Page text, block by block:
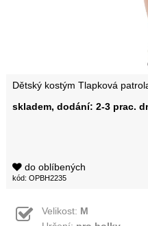
Dětský kostým Tlapková
skladem, dodání: 2-3 prac.
do oblíbených
kód: OPBH2235
Velikost: M